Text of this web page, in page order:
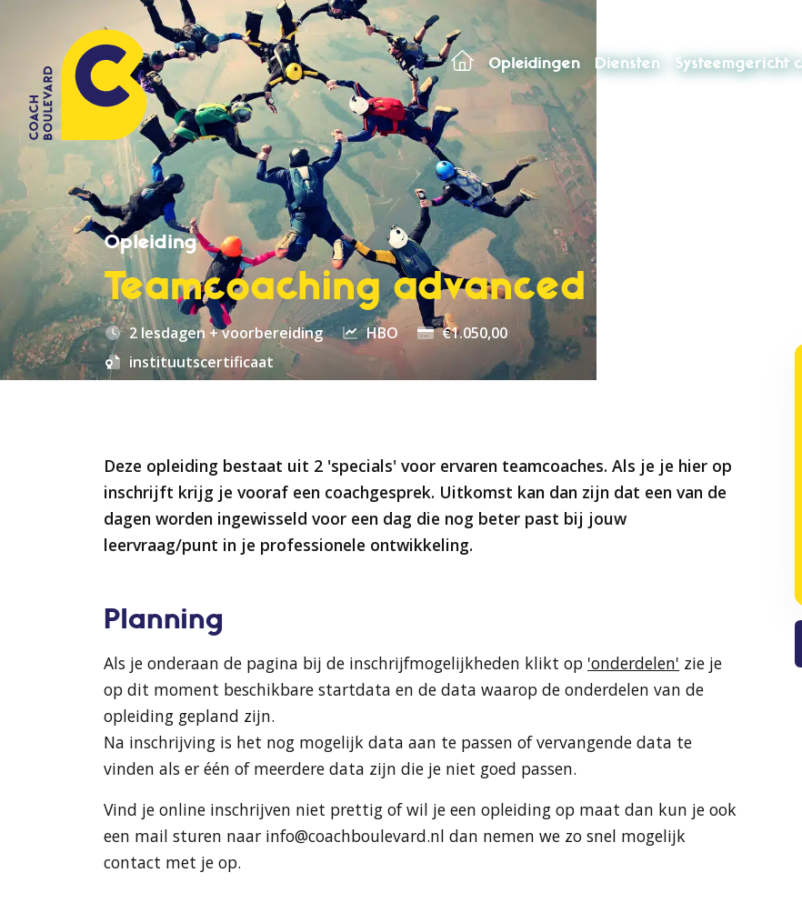
Opleidingen Diensten Systeemgericht
Opleiding
Teamcoaching advanced
2 lesdagen + voorbereiding HBO €1.050,00
instituutscertificaat
Deze opleiding bestaat uit 2 'specials' voor ervaren teamcoaches. Als je je hier op
inschrijft krijg je vooraf een coachgesprek. Uitkomst kan dan zijn dat een van de
dagen worden ingewisseld voor een dag die nog beter past bij jouw
leervraag/punt in je professionele ontwikkeling.
Planning
Als je onderaan de pagina bij de inschrijfmogelijkheden klikt op 'onderdelen' zie je
op dit moment beschikbare startdata en de data waarop de onderdelen van de
opleiding gepland zijn.
Na inschrijving is het nog mogelijk data aan te passen of vervangende data te
vinden als er één of meerdere data zijn die je niet goed passen.
Vind je online inschrijven niet prettig of wil je een opleiding op maat dan kun je ook
een mail sturen naar info@coachboulevard.nl dan nemen we zo snel mogelijk
contact met je op.